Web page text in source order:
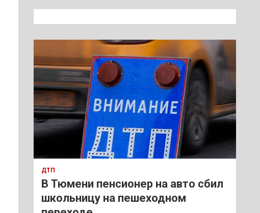
к
ДТП
В Тюмени пенсионер на авто сбил
школьницу на пешеходном